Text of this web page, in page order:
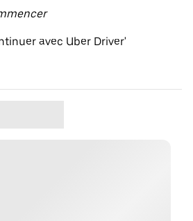
avec Uber Driver'